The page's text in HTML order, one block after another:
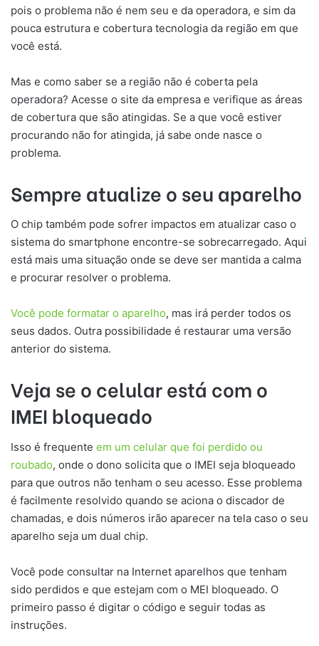
pois o problema não é nem seu e da operadora, e sim da
pouca estrutura e cobertura tecnologia da região em que
você está.
Mas e como saber se a região não é coberta pela
operadora? Acesse o site da empresa e verifique as áreas
de cobertura que são atingidas. Se a que você estiver
procurando não for atingida, já sabe onde nasce o
problema.
Sempre atualize o seu aparelho
O chip também pode sofrer impactos em atualizar caso o
sistema do smartphone encontre-se sobrecarregado. Aqui
está mais uma situação onde se deve ser mantida a calma
e procurar resolver o problema.
Você pode formatar o aparelho, mas irá perder todos os
seus dados. Outra possibilidade é restaurar uma versão
anterior do sistema.
Veja se o celular está com o
IMEI bloqueado
Isso é frequente em um celular que foi perdido ou
roubado, onde o dono solicita que o IMEI seja bloqueado
para que outros não tenham o seu acesso. Esse problema
é facilmente resolvido quando se aciona o discador de
chamadas, e dois números irão aparecer na tela caso o seu
aparelho seja um dual chip.
Você pode consultar na Internet aparelhos que tenham
sido perdidos e que estejam com o MEI bloqueado. O
primeiro passo é digitar o código e seguir todas as
instruções.